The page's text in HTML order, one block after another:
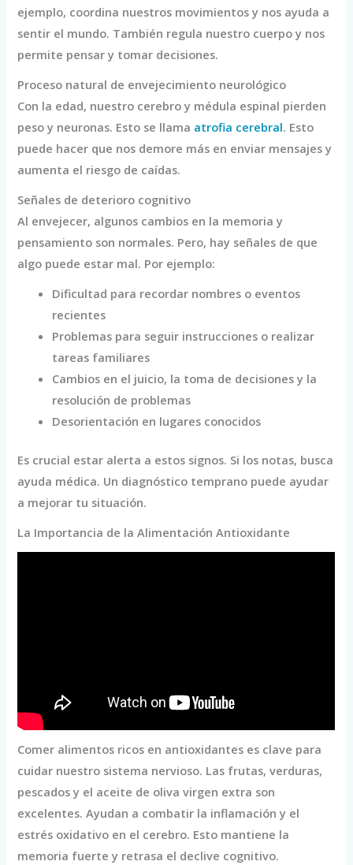
ejemplo, coordina nuestros movimientos y nos ayuda a
sentir el mundo. También regula nuestro cuerpo y nos
permite pensar y tomar decisiones.
Proceso natural de envejecimiento neurológico
Con la edad, nuestro cerebro y médula espinal pierden
peso y neuronas. Esto se llama atrofia cerebral. Esto
puede hacer que nos demore más en enviar mensajes y
aumenta el riesgo de caídas.
Señales de deterioro cognitivo
Al envejecer, algunos cambios en la memoria y
pensamiento son normales. Pero, hay señales de que
algo puede estar mal. Por ejemplo:
Dificultad para recordar nombres o eventos
recientes
Problemas para seguir instrucciones o realizar
tareas familiares
Cambios en el juicio, la toma de decisiones y la
resolución de problemas
Desorientación en lugares conocidos
Es crucial estar alerta a estos signos. Si los notas, busca
ayuda médica. Un diagnóstico temprano puede ayudar
a mejorar tu situación.
La Importancia de la Alimentación Antioxidante
Comer alimentos ricos en antioxidantes es clave para
cuidar nuestro sistema nervioso. Las frutas, verduras,
pescados y el aceite de oliva virgen extra son
excelentes. Ayudan a combatir la inflamación y el
estrés oxidativo en el cerebro. Esto mantiene la
memoria fuerte y retrasa el declive cognitivo.